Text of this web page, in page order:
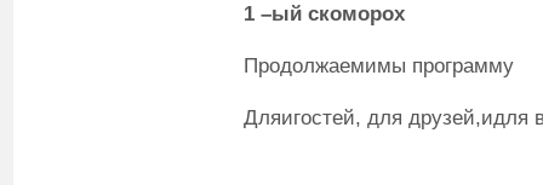
1 –ый скоморох
Продолжаемимы программу
Дляигостей, для друзей,идля